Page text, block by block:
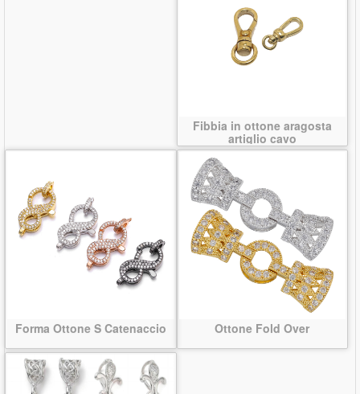
Fibbia in ottone aragosta
artiglio cavo
Forma Ottone S Catenaccio Ottone Fold Over